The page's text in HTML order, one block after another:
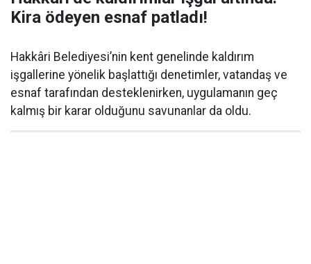
Kira ödeyen esnaf patladı!
Hakkâri Belediyesi’nin kent genelinde kaldırım
işgallerine yönelik başlattığı denetimler, vatandaş ve
esnaf tarafından desteklenirken, uygulamanın geç
kalmış bir karar olduğunu savunanlar da oldu.